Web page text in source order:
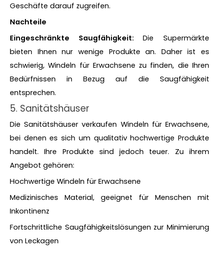
Geschäfte darauf zugreifen.
Nachteile
Eingeschränkte Saugfähigkeit:Die Supermärkte
bieten Ihnen nur wenige Produkte an. Daher ist es
schwierig, Windeln für Erwachsene zu finden, die Ihren
Bedürfnissen in Bezug auf die Saugfähigkeit
entsprechen.
5. Sanitätshäuser
Die Sanitätshäuser verkaufen Windeln für Erwachsene,
bei denen es sich um qualitativ hochwertige Produkte
handelt. Ihre Produkte sind jedoch teuer. Zu ihrem
Angebot gehören:
Hochwertige Windeln für Erwachsene
Medizinisches Material, geeignet für Menschen mit
Inkontinenz
Fortschrittliche Saugfähigkeitslösungen zur Minimierung
von Leckagen